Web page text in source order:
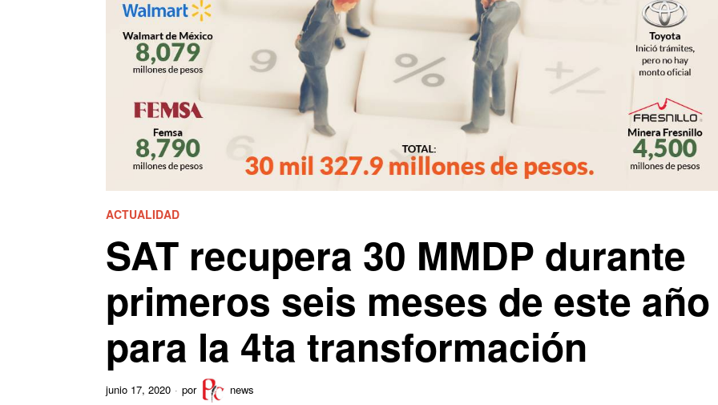
ACTUALIDAD
SAT recupera 30 MMDP durante
primeros seis meses de este año
para la 4ta transformación
junio 17, 2020 por news